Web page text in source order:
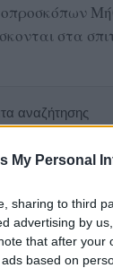
My Personal
sharing to third
advertising by
that after
based on
στα
αναζήτησης